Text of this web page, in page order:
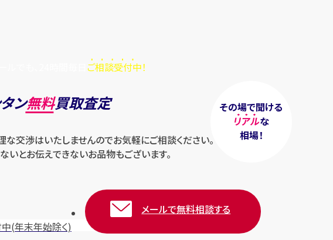
ご相談受付中！
その場で聞ける
リアルな
相場！
ン無料買取査定
交渉はいたしませんのでお気軽にご相談ください。
いとお伝えできないお品物もございます。
(年末年始除く)
メールで無料相談する